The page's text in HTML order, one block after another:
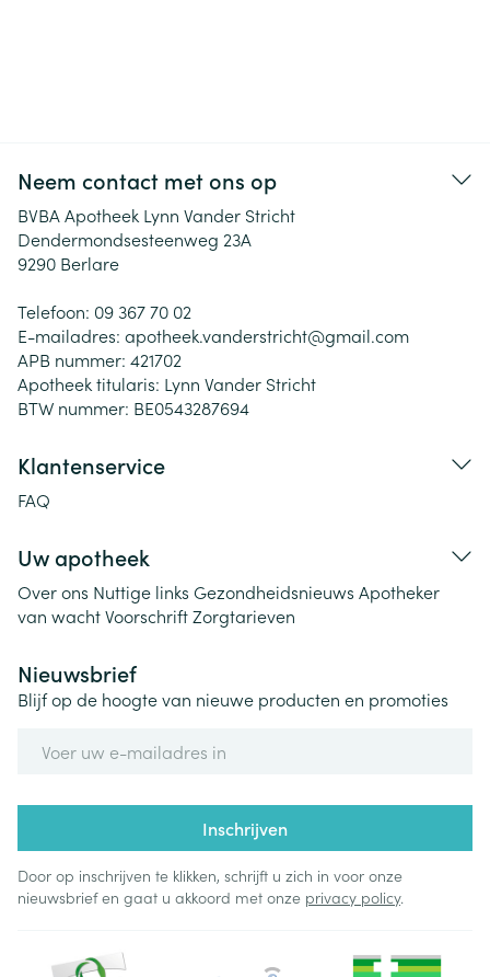
Neem contact met ons op
BVBA Apotheek Lynn Vander Stricht
Dendermondsesteenweg 23A
9290 Berlare
Telefoon: 09 367 70 02
E-mailadres: apotheek.vanderstricht@gmail.com
APB nummer: 421702
Apotheek titularis: Lynn Vander Stricht
BTW nummer: BE0543287694
Klantenservice
FAQ
Uw apotheek
Over ons Nuttige links Gezondheidsnieuws Apotheker
van wachtVoorschriftZorgtarieven
Nieuwsbrief
Blijf op de hoogte van nieuwe producten en promoties
Inschrijven
Door op inschrijven te klikken, schrijft u zich in voor onze
nieuwsbrief en gaat u akkoord met onze privacy policy.